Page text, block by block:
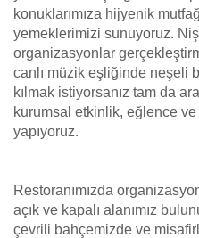
konuklarımıza hijyenik
yemeklerimizi sunuyoruz.
organizasyonlar
canlı müzik eşliğinde neşeli
kılmak istiyorsanız tam da
kurumsal etkinlik, eğlence
yapıyoruz.
Restoranımızda
açık ve kapalı alanımız
çevrili bahçemizde ve